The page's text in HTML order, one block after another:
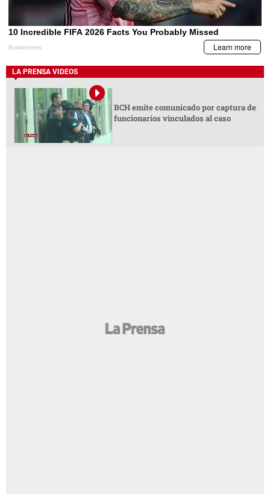
LA PRENSA VIDEOS
BCH emite comunicado por captura de
funcionarios vinculados al caso